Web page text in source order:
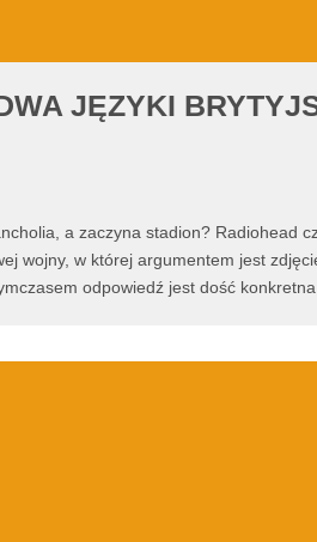
JĘZYKI
a zaczyna stadion? Radiohead
wojny, w której argumentem jest
odpowiedź jest dość konkretna.